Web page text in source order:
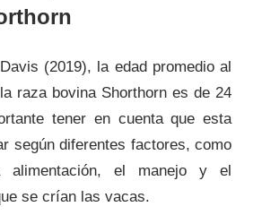
(2019), la edad promedio al
raza bovina Shorthorn es de 24
tener en cuenta que esta
según diferentes factores, como
alimentación, el manejo y el
se crían las vacas.